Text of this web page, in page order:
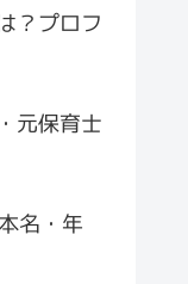
？プロフ
元保育士
名・年